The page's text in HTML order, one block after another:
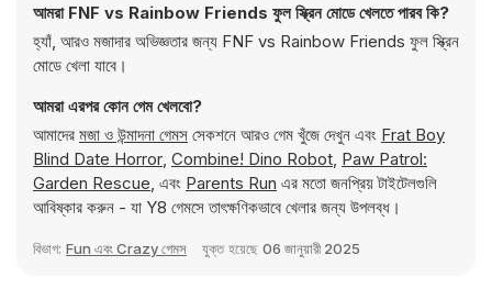
আমরা FNF vs Rainbow Friends ফুল স্ক্রিন মোডে খেলতে পারব কি?
হ্যাঁ, আরও মজাদার অভিজ্ঞতার জন্য FNF vs Rainbow Friends ফুল স্ক্রিন
মোডে খেলা যাবে।
আমরা এরপর কোন গেম খেলবো?
আমাদের মজা ও উন্মাদনা গেমস সেকশনে আরও গেম খুঁজে দেখুন এবং Frat Boy
Blind Date Horror, Combine! Dino Robot, Paw Patrol:
Garden Rescue, এবং Parents Run এর মতো জনপ্রিয় টাইটেলগুলি
আবিষ্কার করুন - যা Y8 গেমসে তাৎক্ষণিকভাবে খেলার জন্য উপলব্ধ।
বিভাগ: Fun এবং Crazy গেমস যুক্ত হয়েছে 06 জানুয়ারী 2025